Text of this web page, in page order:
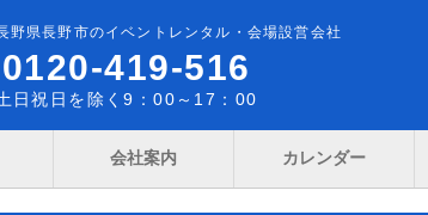
野県長野市のイベントレンタル・会場設営会社
0120-419-516
日祝日を除く9：00～17：00
会社案内 カレンダー